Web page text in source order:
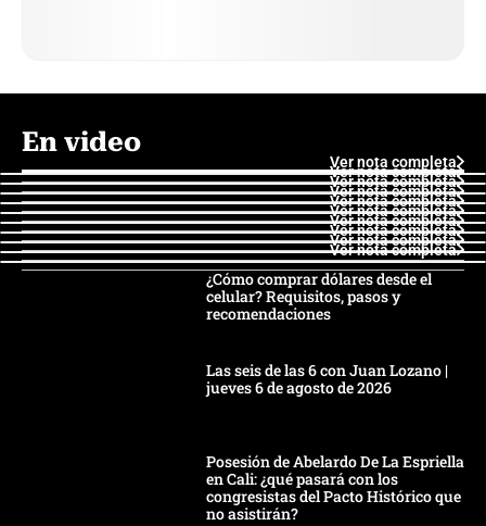
En video
Ver nota completa
Ver nota completa
Ver nota completa
Ver nota completa
Ver nota completa
Ver nota completa
Ver nota completa
Ver nota completa
Ver nota completa
Ver nota completa
¿Cómo comprar dólares desde el
celular? Requisitos, pasos y
recomendaciones
Las seis de las 6 con Juan Lozano |
jueves 6 de agosto de 2026
Posesión de Abelardo De La Espriella
en Cali: ¿qué pasará con los
congresistas del Pacto Histórico que
no asistirán?